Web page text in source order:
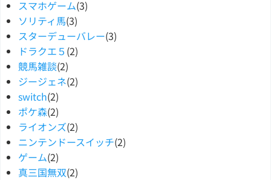
スマホゲーム(3)
ソリティ馬(3)
スターデューバレー(3)
ドラクエ５ (2)
競馬雑談(2)
ジージェネ(2)
switch(2)
ポケ森(2)
ライオンズ(2)
ニンテンドースイッチ(2)
ゲーム(2)
真三国無双(2)